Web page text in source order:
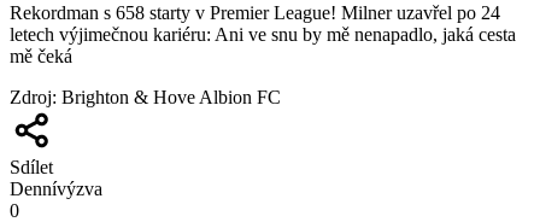
Rekordman s 658 starty v Premier League! Milner uzavřel po 24
letech výjimečnou kariéru: Ani ve snu by mě nenapadlo, jaká cesta
mě čeká
Zdroj: Brighton & Hove Albion FC
Sdílet
Dennívýzva
0